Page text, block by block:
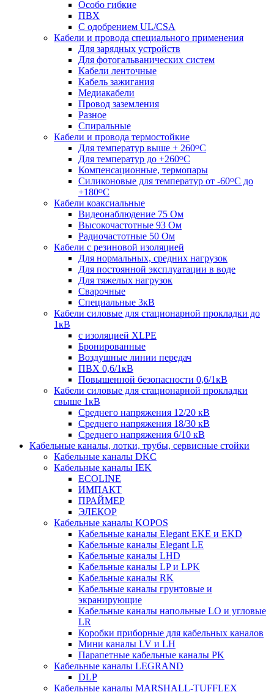
Особо гибкие
ПВХ
С одобрением UL/CSA
Кабели и провода специального применения
Для зарядных устройств
Для фотогальванических систем
Кабели ленточные
Кабель зажигания
Медиакабели
Провод заземления
Разное
Спиральные
Кабели и провода термостойкие
Для температур выше + 260ᴼС
Для температур до +260ᴼС
Компенсационные, термопары
Силиконовые для температур от -60ᴼC до
+180ᴼС
Кабели коаксиальные
Видеонаблюдение 75 Ом
Высокочастотные 93 Ом
Радиочастотные 50 Ом
Кабели с резиновой изоляцией
Для нормальных, средних нагрузок
Для постоянной эксплуатации в воде
Для тяжелых нагрузок
Сварочные
Специальные 3кВ
Кабели силовые для стационарной прокладки до
1кВ
c изоляцией XLPE
Бронированные
Воздушные линии передач
ПВХ 0,6/1кВ
Повышенной безопасности 0,6/1кВ
Кабели силовые для стационарной прокладки
свыше 1кВ
Среднего напряжения 12/20 кВ
Среднего напряжения 18/30 кВ
Среднего напряжения 6/10 кВ
Кабельные каналы, лотки, трубы, сервисные стойки
Кабельные каналы DKC
Кабельные каналы IEK
ECOLINE
ИМПАКТ
ПРАЙМЕР
ЭЛЕКОР
Кабельные каналы KOPOS
Кабельные каналы Elegant EKE и EKD
Кабельные каналы Elegant LE
Кабельные каналы LHD
Кабельные каналы LP и LPK
Кабельные каналы RK
Кабельные каналы грунтовые и
экранирующие
Кабельные каналы напольные LO и угловые
LR
Коробки приборные для кабельных каналов
Мини каналы LV и LH
Парапетные кабельные каналы PK
Кабельные каналы LEGRAND
DLP
Кабельные каналы MARSHALL-TUFFLEX